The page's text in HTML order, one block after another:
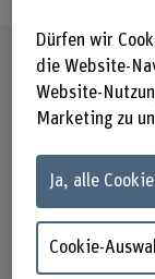
Steckbrief
Dürfen wir
die Website-
Website-
Marketing zu
Ja, alle
Cookie-